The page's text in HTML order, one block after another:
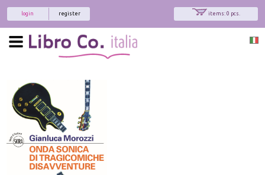
items: 0 pcs.
register
login